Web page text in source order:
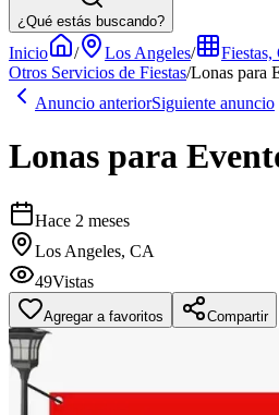
¿Qué estás buscando?
Inicio / Los Angeles/ Fiestas,
Otros Servicios de Fiestas/Lonas para
Anuncio anteriorSiguiente anuncio
Lonas para
Hace 2 meses
Los Angeles, CA
49Vistas
Agregar a favoritos Compartir